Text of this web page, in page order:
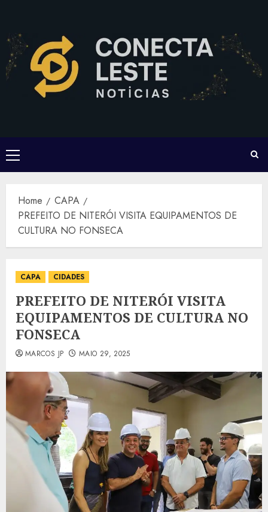
content
Primary
Menu
Home
CAPA
PREFEITO DE NITERÓI VISITA EQUIPAMENTOS DE
CULTURA NO FONSECA
CAPA CIDADES
PREFEITO DE NITERÓI VISITA
EQUIPAMENTOS DE CULTURA NO
FONSECA
MARCOS JP MAIO 29, 2025